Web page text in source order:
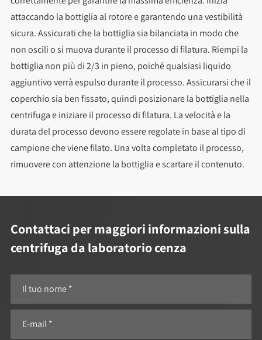
attaccando la bottiglia al rotore e garantendo una vestibilità
sicura. Assicurati che la bottiglia sia bilanciata in modo che
non oscili o si muova durante il processo di filatura. Riempi la
bottiglia non più di 2/3 in pieno, poiché qualsiasi liquido
aggiuntivo verrà espulso durante il processo. Assicurarsi che il
coperchio sia ben fissato, quindi posizionare la bottiglia nella
centrifuga e iniziare il processo di filatura. La velocità e la
durata del processo devono essere regolate in base al tipo di
campione che viene filato. Una volta completato il processo,
rimuovere con attenzione la bottiglia e scartare il contenuto.
Contattaci per maggiori informazioni sulla
centrifuga da laboratorio cenza